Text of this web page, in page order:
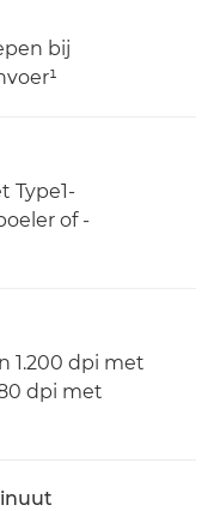
bij
Type1-
of -
1.200 dpi met
dpi met